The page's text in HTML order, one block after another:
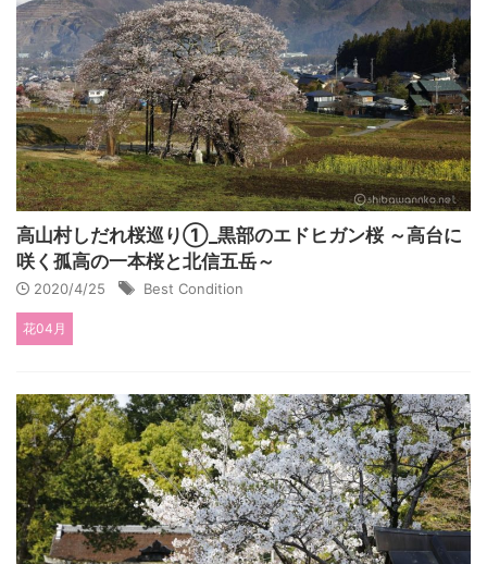
高山村しだれ桜巡り①_黒部のエドヒガン桜 ～高台に
咲く孤高の一本桜と北信五岳～
2020/4/25 Best Condition
花04月